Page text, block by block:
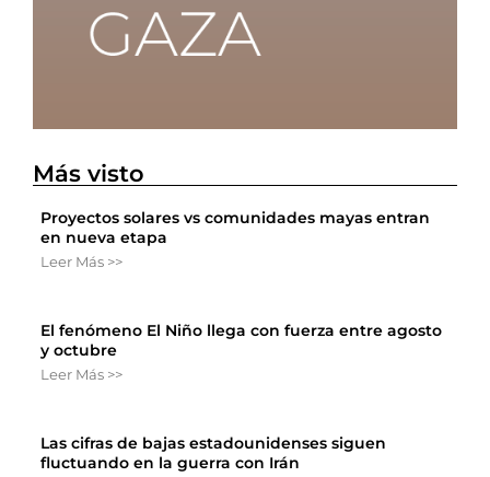
Más visto
Proyectos solares vs comunidades mayas entran
en nueva etapa
Leer Más >>
El fenómeno El Niño llega con fuerza entre agosto
y octubre
Leer Más >>
Las cifras de bajas estadounidenses siguen
fluctuando en la guerra con Irán